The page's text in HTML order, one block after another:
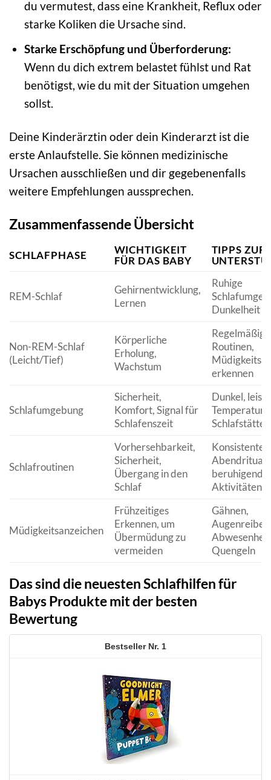
du vermutest, dass eine Krankheit, Reflux oder
starke Koliken die Ursache sind.
Starke Erschöpfung und Überforderung:
Wenn du dich extrem belastet fühlst und Rat
benötigst, wie du mit der Situation umgehen
sollst.
Deine Kinderärztin oder dein Kinderarzt ist die
erste Anlaufstelle. Sie können medizinische
Ursachen ausschließen und dir gegebenenfalls
weitere Empfehlungen aussprechen.
Zusammenfassende Übersicht
SCHLAFPHASE
WICHTIGKEIT
FÜR DAS BABY
TIPPS ZUR
REM-Schlaf
Gehirnentwicklung,
Lernen
Ruhige
Dunkelheit
Non-REM-Schlaf
(Leicht/Tief)
Körperliche
Erholung,
Wachstum
Regelmäßige
Routinen,
erkennen
Schlafumgebung
Sicherheit,
Komfort, Signal für
Schlafenszeit
Dunkel,
Temperatur,
Schlafstätte
Schlafroutinen
Vorhersehbarkeit,
Sicherheit,
Übergang in den
Schlaf
Konsistente
beruhigende
Aktivitäten
Müdigkeitsanzeichen
Frühzeitiges
Erkennen, um
Übermüdung zu
vermeiden
Gähnen,
Quengeln
Das sind die neuesten Schlafhilfen für
Babys Produkte mit der besten
Bewertung
1